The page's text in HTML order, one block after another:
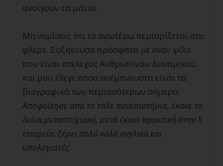
ανοίγουν τα μάτια.
Μη νομίσεις ότι το ανωτέρω περιορίζεται στο
φλερτ. Συζητούσα πρόσφατα με έναν φίλο
που είναι στέλεχος Ανθρωπίνου Δυναμικού
και μου έλεγε πόσο ανέμπνευστα είναι τα
βιογραφικά των περισσότερων σήμερα:
Αποφοίτησε από το τάδε πανεπιστήμιο, έκανε το
δείνα μεταπτυχιακό, μετά έκανε πρακτική στην Χ
εταιρεία, ξέρει πολύ καλά αγγλικά και
υπολογιστές.